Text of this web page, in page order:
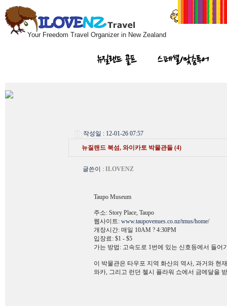
Your Freedom Travel Organizer in New Zealand
뉴질랜드 골프 스페셜/맞춤투어
작성일 : 12-01-26 07:57
뉴질랜드 북섬, 와이카토 박물관들 (4)
글쓴이 : ILOVENZ
Taupo Museum
주소: Story Place, Taupo
웹사이트: www.taupovenues.co.nz/tmus/home/
개장시간: 매일 10AM ? 4:30PM
입장료: $1 - $5
가는 방법: 고속도로 1번에 있는 신호등에서 들어
이 박물관은 타우포 지역 화산의 역사, 과거와 현
와카, 그리고 런던 첼시 플라워 쇼에서 금메달을